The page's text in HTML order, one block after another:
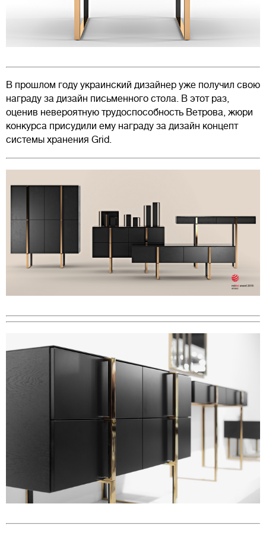
В прошлом году украинский дизайнер уже получил свою
награду за дизайн письменного стола. В этот раз,
оценив невероятную трудоспособность Ветрова, жюри
конкурса присудили ему награду за дизайн концепт
системы хранения Grid.